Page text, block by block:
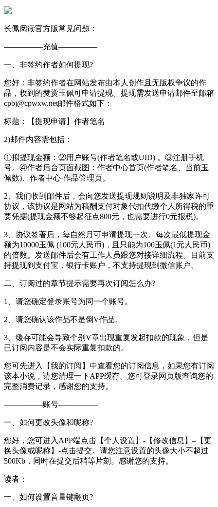
长佩阅读官方版常见问题：
—————充值—————
一、非签约作者如何提现?
您好：非签约作者在网站发布由本人创作且无版权争议的作
品，收到的赞赏玉佩可申请提现。提现需发送申请邮件至邮箱
cpbj@cpwxw.net邮件格式如下：
标题：【提现申请】作者笔名
2)邮件内容需包括：
①拟提现金额：②用户账号(作者笔名或UID) 。③注册手机
号。④作者后台页面截图：作者中心首页(作者笔名、当前玉
佩数)、作者中心-作品管理页。
2、我们收到邮件后，会向您发送提现规则说明及非独家许可
协议，该协议是网站为稿酬支付对象代扣代缴个人所得税的重
要凭据(提现金额不够起征点800元，也需要进行0元报税)。
3、协议签著后，每自然月可申请提现一次。每次最低提现金
额为10000玉佩 (100元人民币)，且只能为100玉佩(1元人民币)
的倍数。发送邮件后会有工作人员跟您对接详细流程。目前支
持提现到支付宝，银行卡账户，不支持提现到微信账户。
二、订阅过的章节提示需要再次订阅怎么办?
1、请您确定登录账号为同一个账号。
2、请您确认该作品不是倒V作品。
3、缓存可能会导致个别V章出现重复发起扣款的现象，但是
已订阅内容是不会实际重复扣款的。
您可先进入【我的订阅】中查看您的订阅信息，如果您有订阅
该本小说，请您清理一下APP缓存。您可登录网页版查询您的
完整消费记录，感谢您的支持。
—————账号—————
一、如何更改头像和昵称?
您好，您可进入APP端点击【个人设置】-【修改信息】–【更
换头像或昵称】-点击提交。请您注意设置的头像大小不超过
500Kb，同时在提交后稍等片刻。感谢您的支持。
读者：
一、如何设置音量键翻页?